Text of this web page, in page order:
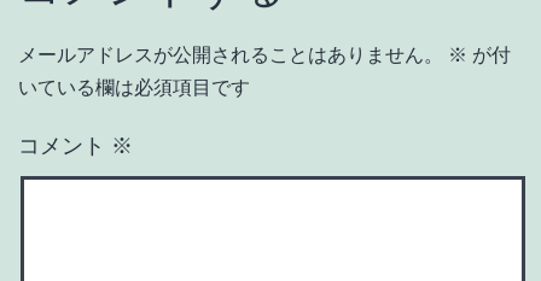
メールアドレスが公開されることはありません。 ※ が付
いている欄は必須項目です
コメント ※